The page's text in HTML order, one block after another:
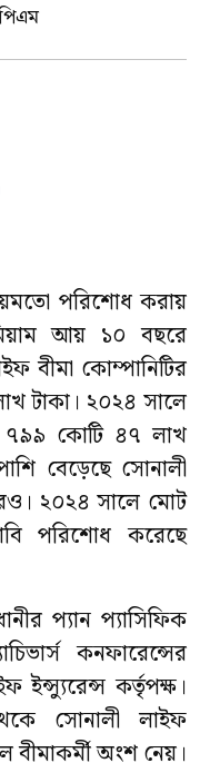
পরিশোধ করায়
আয় ১০ বছরে
বীমা কোম্পানিটির
টাকা। ২০২৪ সালে
৭৯৯ কোটি ৪৭ লাখ
বেড়েছে সোনালী
২০২৪ সালে মোট
পরিশোধ করেছে
প্যান প্যাসিফিক
কনফারেন্সের
কর্তৃপক্ষ।
সোনালী লাইফ
বীমাকর্মী অংশ নেয়।